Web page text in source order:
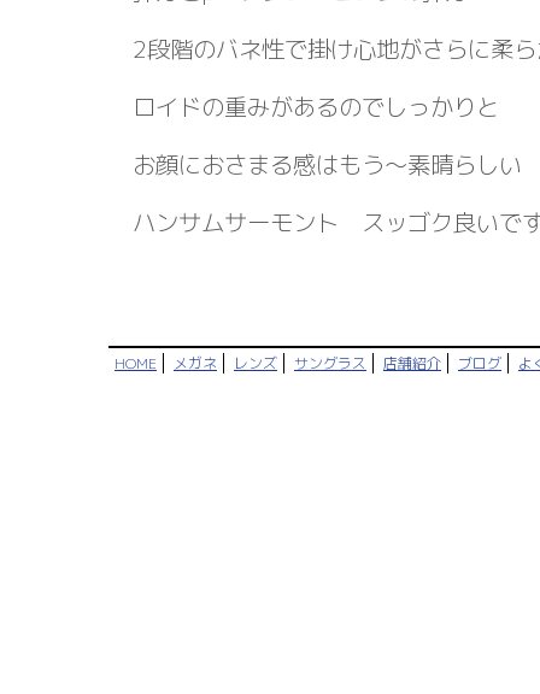
2段階のバネ性で掛け心地がさらに柔
ロイドの重みがあるのでしっかりと
お顔におさまる感はもう～素晴らし
ハンサムサーモント スッゴク良い
HOME メガネ レンズ サングラス 店舗紹介 ブログ よ